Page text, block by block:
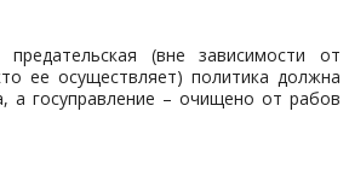
(вне зависимости от
ее осуществляет) политика должна
а госуправление – очищено от рабов